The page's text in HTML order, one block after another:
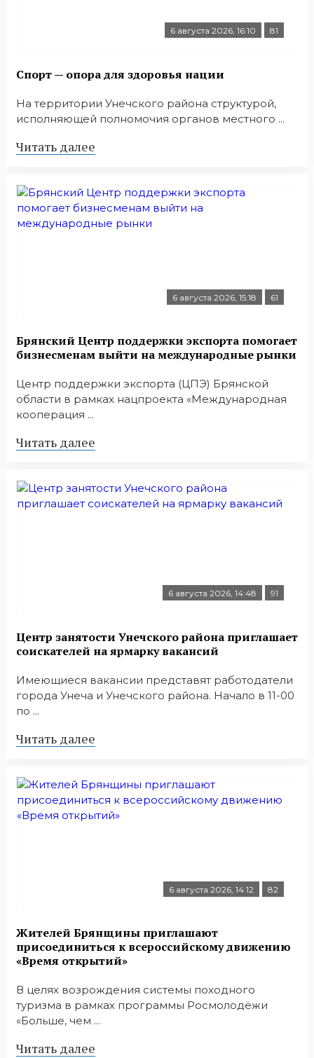
6 августа 2026, 16:10 81
Спорт — опора для здоровья нации
На территории Унечского района структурой,
исполняющей полномочия органов местного ...
Читать далее
6 августа 2026, 15:18 61
Брянский Центр поддержки экспорта помогает
бизнесменам выйти на международные рынки
Центр поддержки экспорта (ЦПЭ) Брянской
области в рамках нацпроекта «Международная
кооперация ...
Читать далее
6 августа 2026, 14:48 91
Центр занятости Унечского района приглашает
соискателей на ярмарку вакансий
Имеющиеся вакансии представят работодатели
города Унеча и Унечского района. Начало в 11-00
по ...
Читать далее
6 августа 2026, 14:12 82
Жителей Брянщины приглашают
присоединиться к всероссийскому движению
«Время открытий»
В целях возрождения системы походного
туризма в рамках программы Росмолодёжи
«Больше, чем ...
Читать далее